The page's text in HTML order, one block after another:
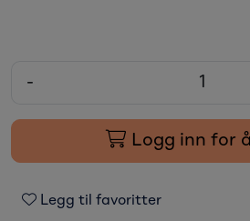
-
Logg inn for
Legg til favoritter